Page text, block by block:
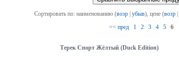
Сортировать по: наименованию (возр| убыв), цене (возр|
<< пред
1 2 3 4 5 6
Терек Спорт Жёлтый (Duck Edition)